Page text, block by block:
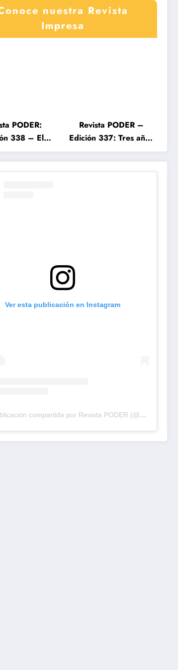
nuestra Revista
Impresa
PODER:
338 – El
Colombia en
2026
Revista PODER –
Edición 337: Tres años
de gobierno Petro,
entre el cambio
Ver esta publicación en Instagram
Una publicación compartida por Revista PODER (@revistapodercol)